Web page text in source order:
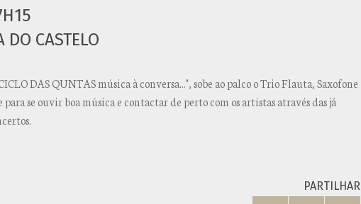
DO CASTELO
DAS QUNTAS música à conversa...", sobe ao palco o Trio Flauta, Saxofone
se ouvir boa música e contactar de perto com os artistas através das já
PARTILHAR